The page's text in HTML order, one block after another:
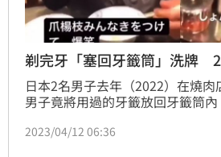
剃完牙「塞回牙籤筒」洗牌
日本2名男子去年（2022）在燒
男子竟將用過的牙籤放回牙籤筒
此舉很快就在網路上瘋傳，引發大
2023/04/12 06:36